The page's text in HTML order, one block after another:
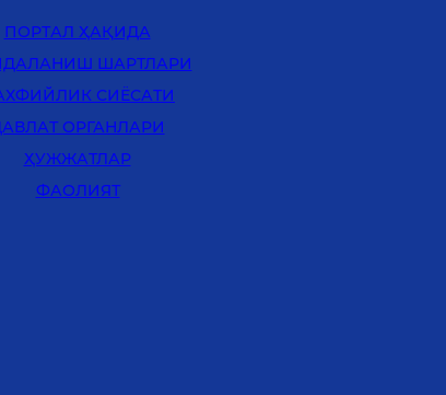
ПОРТАЛ ҲАҚИДА
ШАРТЛАРИ
СИЁСАТИ
ОРГАНЛАРИ
ҲУЖЖАТЛАР
ФАОЛИЯТ